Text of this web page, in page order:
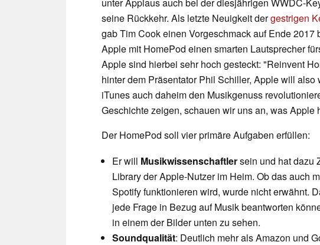
seine Rückkehr. Als letzte Neuigkeit dergestrigen
gab Tim Cook einen Vorgeschmack auf Ende
Apple mit HomePod einen smarten Lautsprecher
Apple sind hierbei sehr hoch gesteckt: "Reinvent
hinter dem Präsentator Phil Schiller, Apple will
iTunes auch daheim den Musikgenuss
Geschichte zeigen, schauen wir uns an, was Apple
Der HomePod soll vier primäre Aufgaben erfüllen:
Er will Musikwissenschaftlersein und hat dazu
Library der Apple-Nutzer im Heim. Ob das auch
Spotify funktionieren wird, wurde nicht erwähnt.
jede Frage in Bezug auf Musik beantworten
in einem der Bilder unten zu sehen.
Soundqualität: Deutlich mehr als Amazon und